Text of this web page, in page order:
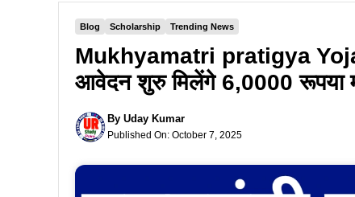
Blog Scholarship Trending News
Mukhyamatri pratigya
आवेदन शुरु मिलेंगे 6,0000 रूपया
By Uday Kumar
Published On: October 7, 2025